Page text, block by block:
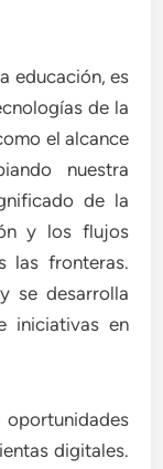
educación, es
de la
el alcance
nuestra
de la
y los flujos
las fronteras.
se desarrolla
iniciativas en
digitales.